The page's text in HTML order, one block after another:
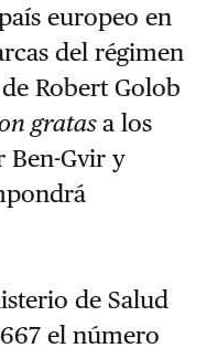
europeo en
del régimen
Robert Golob
gratasa los
Ben-Gvir y
de Salud
el número